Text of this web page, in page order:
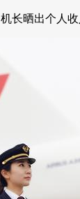
长晒出个人